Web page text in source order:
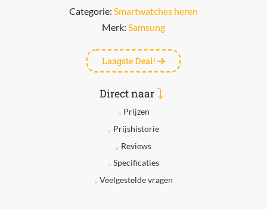
Categorie: Smartwatches heren
Merk: Samsung
Laagste Deal!
Direct naar
Prijzen
Prijshistorie
Reviews
Specificaties
Veelgestelde vragen